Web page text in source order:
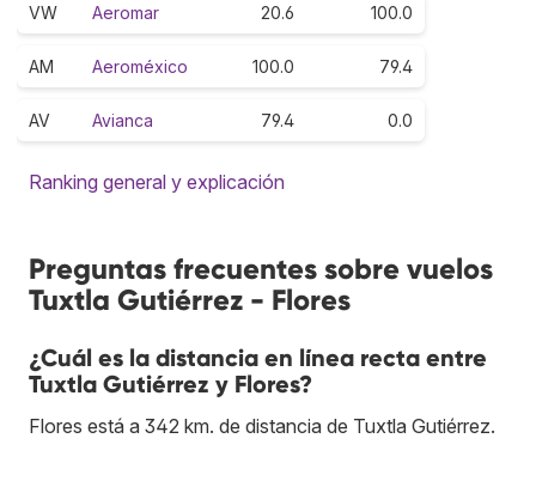
VW Aeromar 20.6 100.0
AM Aeroméxico 100.0 79.4
AV Avianca 79.4 0.0
Ranking general y explicación
Preguntas frecuentes sobre vuelos
Tuxtla Gutiérrez - Flores
¿Cuál es la distancia en línea recta entre
Tuxtla Gutiérrez y Flores?
Flores está a 342 km. de distancia de Tuxtla Gutiérrez.